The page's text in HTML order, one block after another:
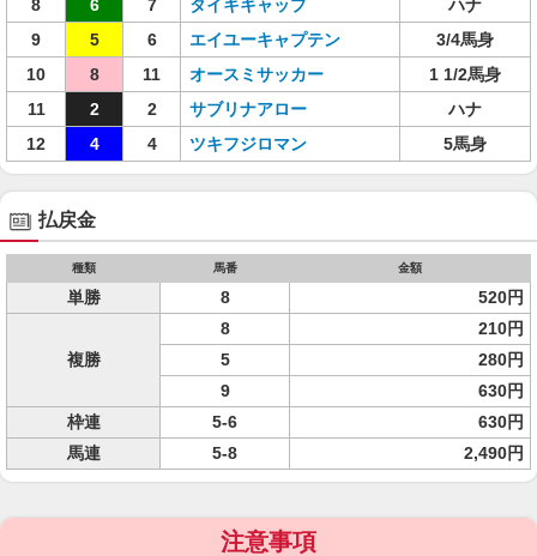
8
6 7 タイキキャップ
ハナ
9
5 6 エイユーキャプテン
3/4馬身
10
8 11 オースミサッカー
1 1/2馬身
11
2 2 サブリナアロー
ハナ
12
4 4 ツキフジロマン 5馬身
払戻金
種類 馬番 金額
単勝 8 520円
複勝
8
210円
5
280円
9
630円
枠連
5-6
630円
馬連
5-8 2,490円
注意事項